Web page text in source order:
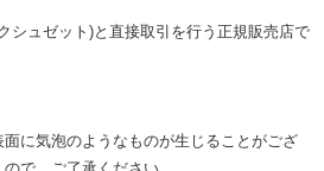
シュゼット)と直接取引を行う正規販売店で
に気泡のようなものが生じることがござ